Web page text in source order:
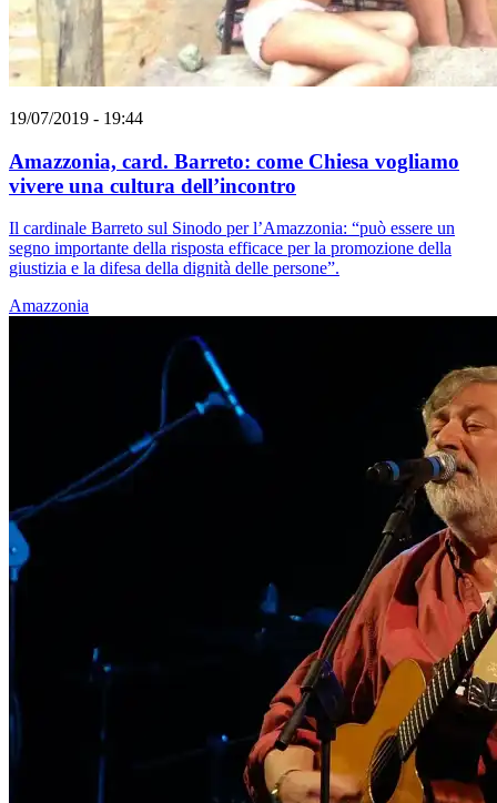
19/07/2019 - 19:44
Amazzonia, card. Barreto: come Chiesa vogliamo
vivere una cultura dell’incontro
Il cardinale Barreto sul Sinodo per l’Amazzonia: “può essere un
segno importante della risposta efficace per la promozione della
giustizia e la difesa della dignità delle persone”.
Amazzonia